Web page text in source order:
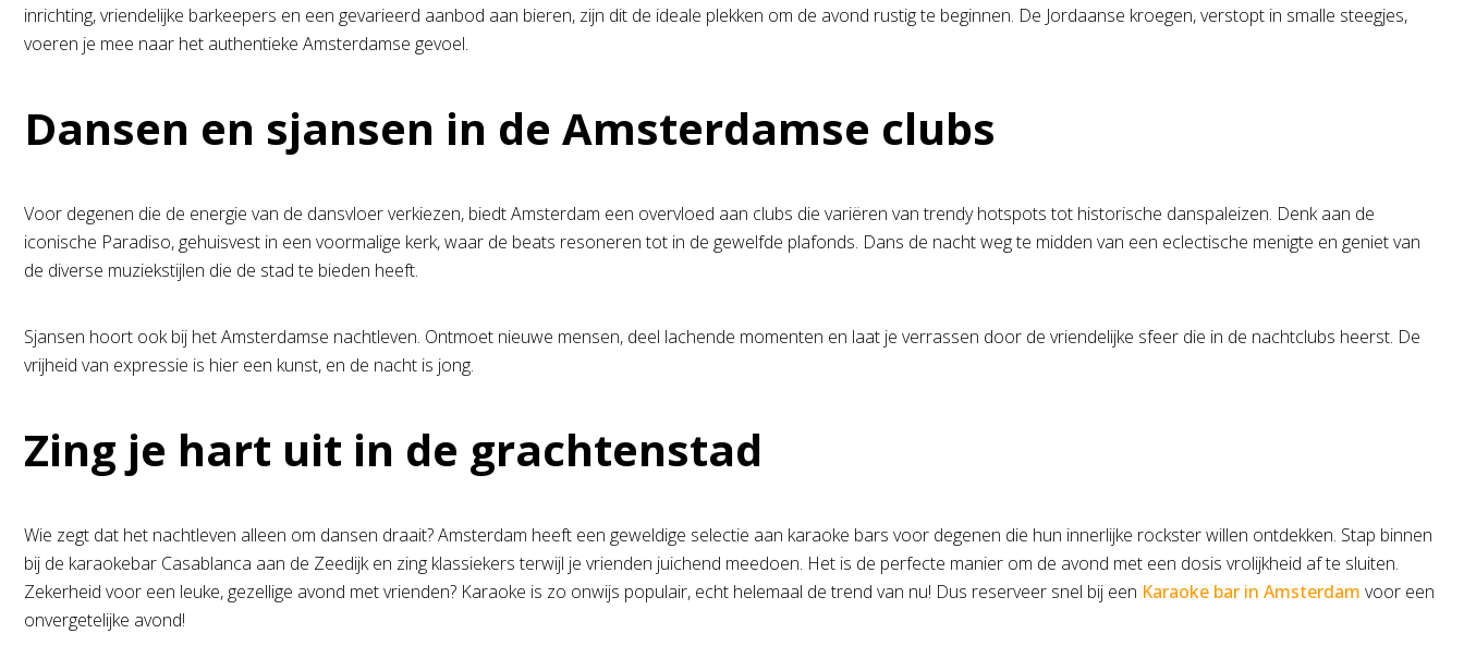
inrichting, vriendelijke barkeepers en een gevarieerd aanbod aan bieren, zijn dit de ideale plekken om de avond rustig te beginnen. De Jordaanse kroegen, verstopt in smalle steegjes,
voeren je mee naar het authentieke Amsterdamse gevoel.
Dansen en sjansen in de Amsterdamse clubs
Voor degenen die de energie van de dansvloer verkiezen, biedt Amsterdam een overvloed aan clubs die variëren van trendy hotspots tot historische danspaleizen. Denk aan de
iconische Paradiso, gehuisvest in een voormalige kerk, waar de beats resoneren tot in de gewelfde plafonds. Dans de nacht weg te midden van een eclectische menigte en geniet van
de diverse muziekstijlen die de stad te bieden heeft.
Sjansen hoort ook bij het Amsterdamse nachtleven. Ontmoet nieuwe mensen, deel lachende momenten en laat je verrassen door de vriendelijke sfeer die in de nachtclubs heerst. De
vrijheid van expressie is hier een kunst, en de nacht is jong.
Zing je hart uit in de grachtenstad
Wie zegt dat het nachtleven alleen om dansen draait? Amsterdam heeft een geweldige selectie aan karaoke bars voor degenen die hun innerlijke rockster willen ontdekken. Stap binnen
bij de karaokebar Casablanca aan de Zeedijk en zing klassiekers terwijl je vrienden juichend meedoen. Het is de perfecte manier om de avond met een dosis vrolijkheid af te sluiten.
Zekerheid voor een leuke, gezellige avond met vrienden? Karaoke is zo onwijs populair, echt helemaal de trend van nu! Dus reserveer snel bij een Karaoke bar in Amsterdam voor een
onvergetelijke avond!